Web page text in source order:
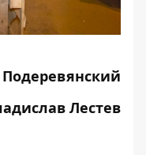
Лестев